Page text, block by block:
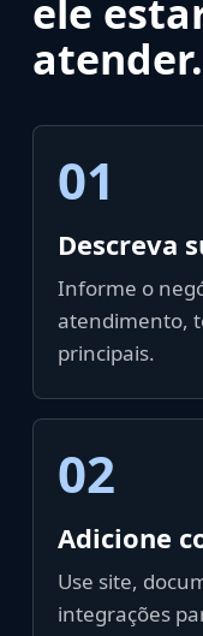
ele
atender.
01
Descreva
Informe o
atendimento,
principais.
02
Adicione
Use site,
integrações